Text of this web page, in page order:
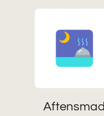
Aftensmad